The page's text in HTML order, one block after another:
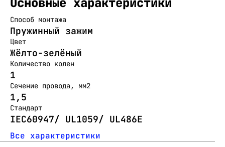
Способ монтажа
Пружинный зажим
Цвет
Жёлто-зелёный
Количество колен
1
Сечение провода, мм2
1,5
Стандарт
IEC60947/ UL1059/ UL486E
Все характеристики